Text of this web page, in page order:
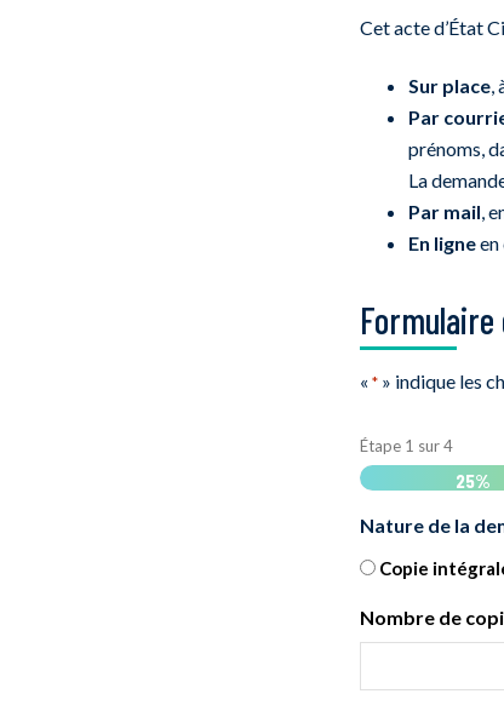
Cet acte d’État
Sur place,
Par
prénoms,
La
Par mail,
En ligne
Formulaire
« * » indique les
Étape 1 sur4
25%
Nature de la
Copie
Nombre de